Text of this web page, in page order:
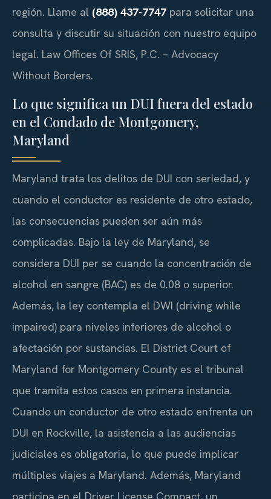
región. Llame al (888) 437-7747 para solicitar una
consulta y discutir su situación con nuestro equipo
legal. Law Offices Of SRIS, P.C. – Advocacy
Without Borders.
Lo que significa un DUI fuera del estado
en el Condado de Montgomery,
Maryland
Maryland trata los delitos de DUI con seriedad, y
cuando el conductor es residente de otro estado,
las consecuencias pueden ser aún más
complicadas. Bajo la ley de Maryland, se
considera DUI per se cuando la concentración de
alcohol en sangre (BAC) es de 0.08 o superior.
Además, la ley contempla el DWI (driving while
impaired) para niveles inferiores de alcohol o
afectación por sustancias. El District Court of
Maryland for Montgomery County es el tribunal
que tramita estos casos en primera instancia.
Cuando un conductor de otro estado enfrenta un
DUI en Rockville, la asistencia a las audiencias
judiciales es obligatoria, lo que puede implicar
múltiples viajes a Maryland. Además, Maryland